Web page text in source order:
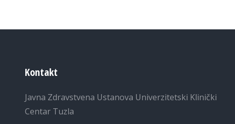
Kontakt
Javna Zdravstvena Ustanova Univerzitetski Klinički
Centar Tuzla